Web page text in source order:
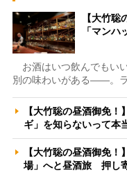
【大竹聡
「マン
お酒はいつ飲んでもい
別の味わいがある――。
【大竹聡の昼酒御免
ギ」を知らないって
【大竹聡の昼酒御免
場」へと昼酒旅 押し